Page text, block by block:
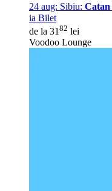
24 aug: Sibiu: Catan
ia Bilet
de la 31 82 lei
Voodoo Lounge